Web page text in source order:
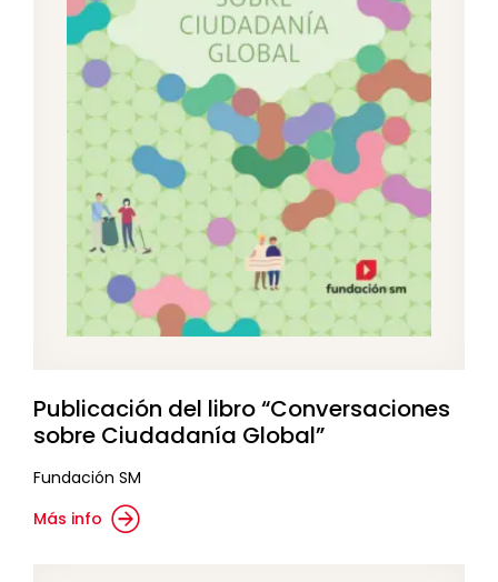
Publicación del libro “Conversaciones
sobre Ciudadanía Global”
Fundación SM
Más info